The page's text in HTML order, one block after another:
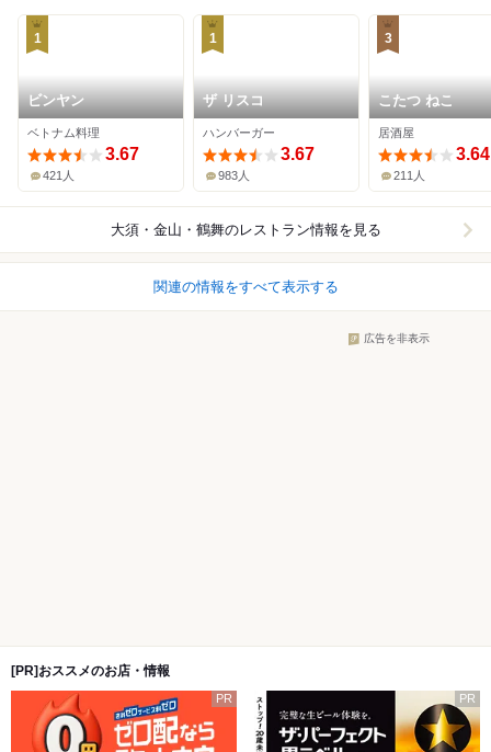
1
ビンヤン
ベトナム料理
3.67
421人
1
ザ リスコ
ハンバーガー
3.67
983人
3
こたつ ねこ
居酒屋
3.64
211人
大須・金山・鶴舞のレストラン情報を見る
関連の情報をすべて表示する
広告を非表示
[PR]おススメのお店・情報
PR PR